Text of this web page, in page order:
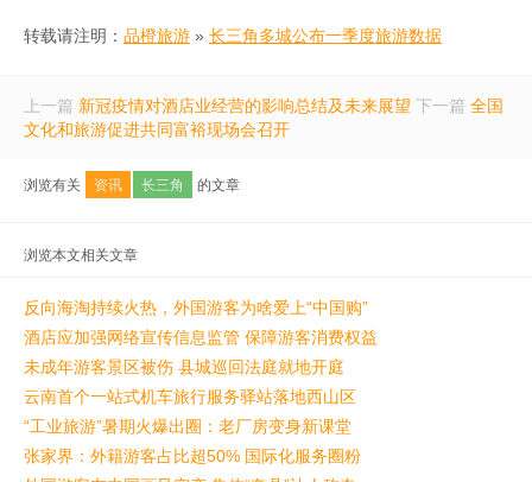
转载请注明： 品橙旅游 » 长三角多城公布一季度旅游数据
上一篇 新冠疫情对酒店业经营的影响总结及未来展望 下一篇 全国
文化和旅游促进共同富裕现场会召开
浏览有关 资讯 长三角 的文章
浏览本文相关文章
反向海淘持续火热，外国游客为啥爱上“中国购”
酒店应加强网络宣传信息监管 保障游客消费权益
未成年游客景区被伤 县城巡回法庭就地开庭
云南首个一站式机车旅行服务驿站落地西山区
“工业旅游”暑期火爆出圈：老厂房变身新课堂
张家界：外籍游客占比超50% 国际化服务圈粉